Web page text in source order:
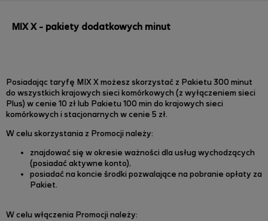
MIX X - pakiety dodatkowych minut
Posiadając taryfę MIX X możesz skorzystać z Pakietu 300 minut
do wszystkich krajowych sieci komórkowych (z wyłączeniem sieci
Plus) w cenie 10 zł lub Pakietu 100 min do krajowych sieci
komórkowych i stacjonarnych w cenie 5 zł.
W celu skorzystania z Promocji należy:
znajdować się w okresie ważności dla usług wychodzących
(posiadać aktywne konto),
posiadać na koncie środki pozwalające na pobranie opłaty za
Pakiet.
W celu włączenia Promocji należy: